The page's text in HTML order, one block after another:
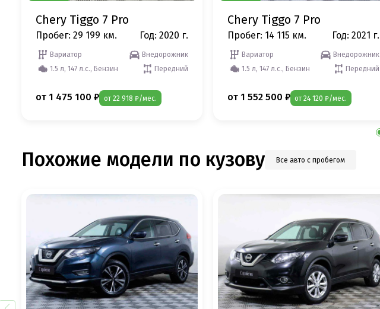
Chery Tiggo 7 Pro
Пробег: 29 199 км. Год: 2020 г.
Вариатор
Внедорожник
1.5 л, 147 л.с., Бензин
Передний
от 1 475 100 ₽ от 22 918 ₽/мес.
Chery Tiggo 7 Pro
Пробег: 14 115 км. Год: 2021 г.
Вариатор
Внедорожник
1.5 л, 147 л.с., Бензин
Передний
от 1 552 500 ₽ от 24 120 ₽/мес.
Похожие модели по кузову Все авто с пробегом